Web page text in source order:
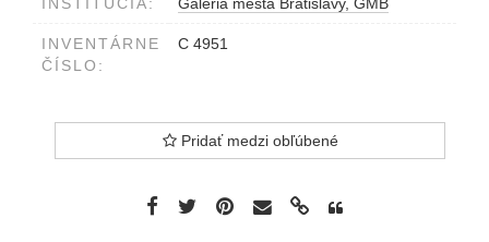
INVENTÁRNE
ČÍSLO:
C 4951
Pridať medzi obľúbené